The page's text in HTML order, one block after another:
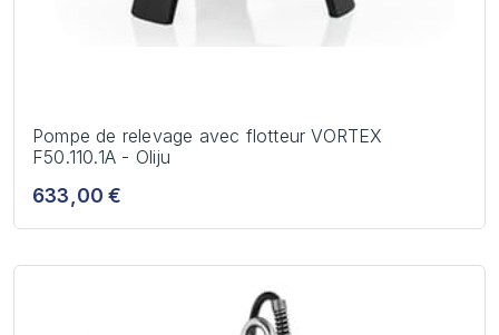
Pompe de relevage avec flotteur VORTEX
F50.110.1A - Oliju
633,00 €